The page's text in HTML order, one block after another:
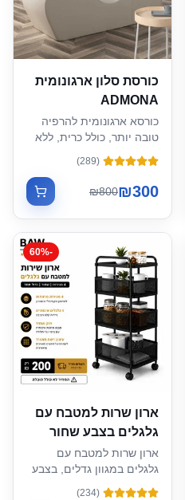
כורסת סלון ארגונומית
ADMONA
כורסא ארגונומית להרפיה
טובה יותר, כולל כרית, ללא
צורך בהרכבה
(
289
)
₪300
₪800
-
60%
ארון שרות למטבח עם
גלגלים בצבע שחור
ארון שרות למטבח עם
גלגלים במגוון גדלים, בצבע
שחור
(
234
)